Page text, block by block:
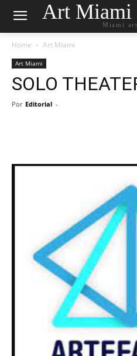
Art Miami
Miami
Home Art Miami
Art Miami
SOLO
Por Editorial -